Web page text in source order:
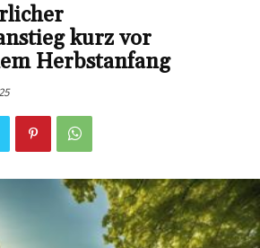
kurz vor
Herbstanfang